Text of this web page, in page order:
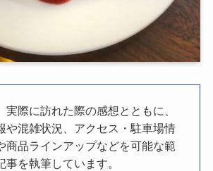
実際に訪れた際の感想とともに、
や混雑状況、アクセス・駐車場情
商品ラインアップなどを可能な範
事を執筆しています。